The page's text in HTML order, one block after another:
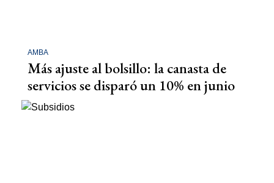
AMBA
Más ajuste al bolsillo: la canasta de
servicios se disparó un 10% en junio